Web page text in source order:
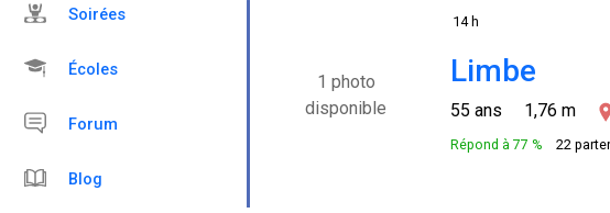
Soirées
Écoles
Forum
Blog
14 h
1 photo
disponible
Limbe
55 ans 1,76 m
Répond à 77 % 22